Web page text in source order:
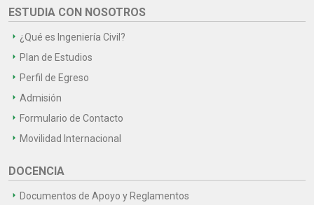
ESTUDIA CON NOSOTROS
¿Qué es Ingeniería Civil?
Plan de Estudios
Perfil de Egreso
Admisión
Formulario de Contacto
Movilidad Internacional
DOCENCIA
Documentos de Apoyo y Reglamentos